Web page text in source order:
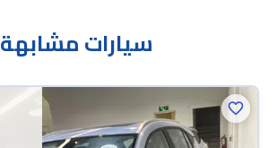
سيارات مشابهة